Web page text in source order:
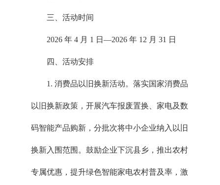
三、活动时间
2026 年 4 月 1 日—2026 年 12 月 31 日
四、活动安排
1. 消费品以旧换新活动。落实国家消费品
以旧换新政策，开展汽车报废置换、家电及数
码智能产品购新，分批次将中小企业纳入以旧
换新入围范围。鼓励企业下沉县乡，推出农村
专属优惠，提升绿色智能家电农村普及率，激